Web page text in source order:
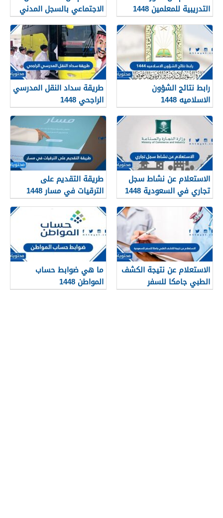
التدريبية للمعلمين 1448
الاجتماعي بالسجل المدني
1448
رابط نتائج الشؤون
الاسلاميه 1448
طريقة سداد النقل المدرسي
الراجحي 1448
الاستعلام عن نشاط سجل
تجاري في السعودية 1448
طريقة التقديم على
الترقيات في مسار 1448
الاستعلام عن نتيجة الكشف
الطبي جامكا للسفر
للسعودية 1448
ما هي ضوابط حساب
المواطن 1448